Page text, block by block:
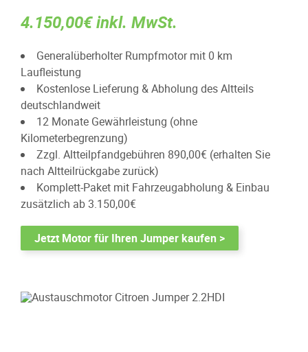
4.150,00€ inkl. MwSt.
Generalüberholter Rumpfmotor mit 0 km
Laufleistung
Kostenlose Lieferung & Abholung des Altteils
deutschlandweit
12 Monate Gewährleistung (ohne
Kilometerbegrenzung)
Zzgl. Altteilpfandgebühren 890,00€ (erhalten Sie
nach Altteilrückgabe zurück)
Komplett-Paket mit Fahrzeugabholung & Einbau
zusätzlich ab 3.150,00€
Jetzt Motor für Ihren Jumper kaufen >